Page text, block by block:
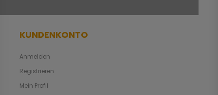
KUNDENKONTO
Anmelden
Registrieren
Mein Profil